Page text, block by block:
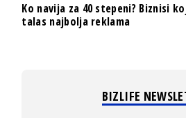
Ko navija za 40 stepeni? Biznisi
talas najbolja reklama
BIZLIFE